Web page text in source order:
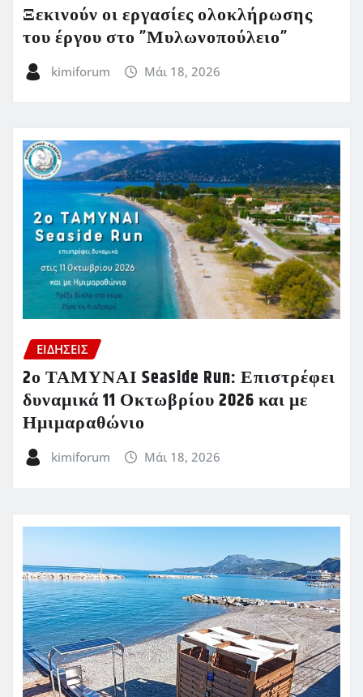
Ξεκινούν οι εργασίες ολοκλήρωσης
του έργου στο ”Μυλωνοπούλειο”
kimiforum Μάι 18, 2026
ΕΙΔΗΣΕΙΣ
2ο ΤΑΜΥΝΑΙ Seaside Run: Επιστρέφει
δυναμικά 11 Οκτωβρίου 2026 και με
Ημιμαραθώνιο
kimiforum Μάι 18, 2026